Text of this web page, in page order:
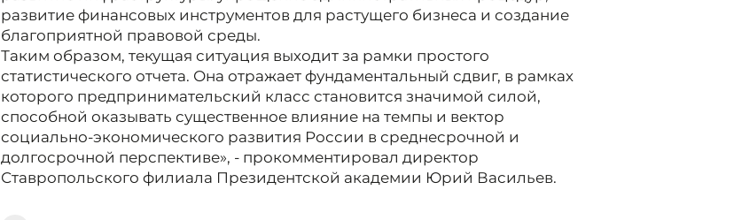
развитие финансовых инструментов для растущего бизнеса и создание
благоприятной правовой среды.
Таким образом, текущая ситуация выходит за рамки простого
статистического отчета. Она отражает фундаментальный сдвиг, в рамках
которого предпринимательский класс становится значимой силой,
способной оказывать существенное влияние на темпы и вектор
социально-экономического развития России в среднесрочной и
долгосрочной перспективе», - прокомментировал директор
Ставропольского филиала Президентской академии Юрий Васильев.